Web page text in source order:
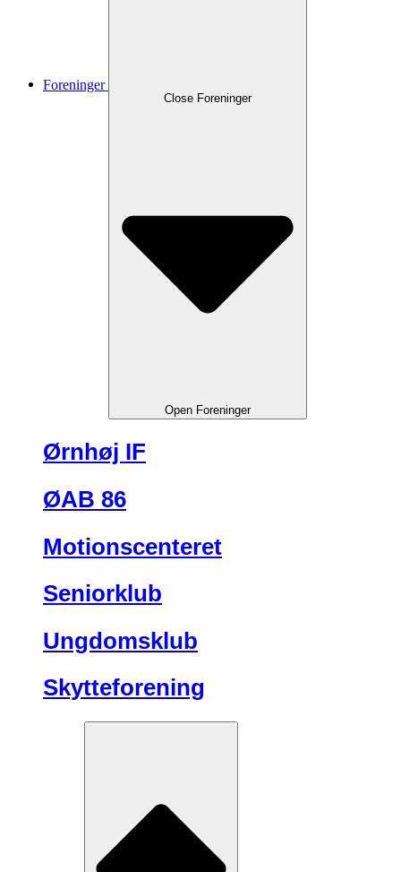
Foreninger
Close Foreninger
Open Foreninger
Ørnhøj IF
ØAB 86
Motionscenteret
Seniorklub
Ungdomsklub
Skytteforening